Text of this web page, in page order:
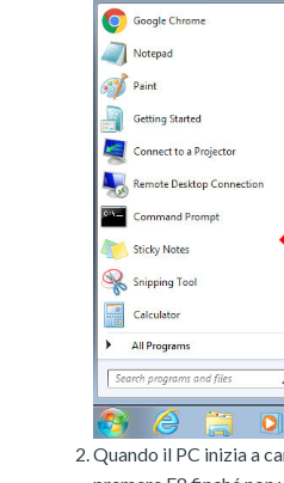
Quando il PC inizia a